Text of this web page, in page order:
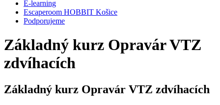
E-learning
Escaperoom HOBBIT Košice
Podporujeme
Základný kurz Opravár VTZ
zdvíhacích
Základný kurz Opravár VTZ zdvíhacích